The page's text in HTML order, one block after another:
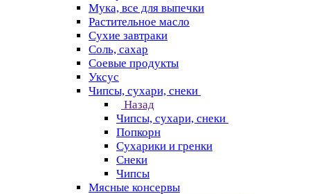
Мука, все для выпечки
Растительное масло
Сухие завтраки
Соль, сахар
Соевые продукты
Уксус
Чипсы, сухари, снеки
Назад
Чипсы, сухари, снеки
Попкорн
Сухарики и гренки
Снеки
Чипсы
Мясные консервы